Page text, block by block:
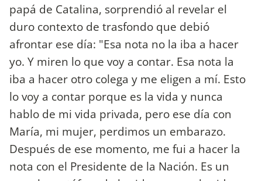
papá de Catalina, sorprendió al revelar el
duro contexto de trasfondo que debió
afrontar ese día: "Esa nota no la iba a hacer
yo. Y miren lo que voy a contar. Esa nota la
iba a hacer otro colega y me eligen a mí. Esto
lo voy a contar porque es la vida y nunca
hablo de mi vida privada, pero ese día con
María, mi mujer, perdimos un embarazo.
Después de ese momento, me fui a hacer la
nota con el Presidente de la Nación. Es un